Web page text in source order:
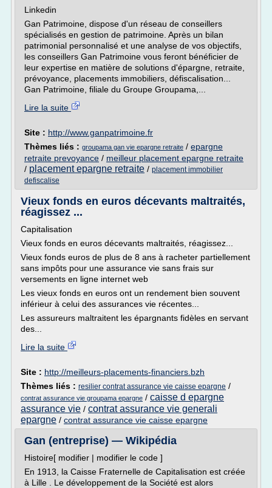
Linkedin
Gan Patrimoine, dispose d'un réseau de conseillers
spécialisés en gestion de patrimoine. Après un bilan
patrimonial personnalisé et une analyse de vos objectifs,
les conseillers Gan Patrimoine vous feront bénéficier de
leur expertise en matière de solutions d'épargne, retraite,
prévoyance, placements immobiliers, défiscalisation...
Gan Patrimoine, filiale du Groupe Groupama,...
Lire la suite
Site : http://www.ganpatrimoine.fr
Thèmes liés : groupama gan vie epargne retraite / epargne
retraite prevoyance / meilleur placement epargne retraite
/ placement epargne retraite / placement immobilier
defiscalise
Vieux fonds en euros décevants maltraités,
réagissez ...
Capitalisation
Vieux fonds en euros décevants maltraités, réagissez...
Vieux fonds euros de plus de 8 ans à racheter partiellement
sans impôts pour une assurance vie sans frais sur
versements en ligne internet web
Les vieux fonds en euros ont un rendement bien souvent
inférieur à celui des assurances vie récentes...
Les assureurs maltraitent les épargnants fidèles en servant
des...
Lire la suite
Site : http://meilleurs-placements-financiers.bzh
Thèmes liés : resilier contrat assurance vie caisse epargne /
contrat assurance vie groupama epargne / caisse d epargne
assurance vie / contrat assurance vie generali
epargne / contrat assurance vie caisse epargne
Gan (entreprise) — Wikipédia
Histoire[ modifier | modifier le code ]
En 1913, la Caisse Fraternelle de Capitalisation est créée
à Lille . Le développement de la Société est alors